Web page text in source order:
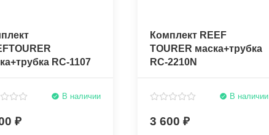
RC-1107
В наличии
Комплект REEF
TOURER маска+трубка
RC-2210N
В наличии
3 600